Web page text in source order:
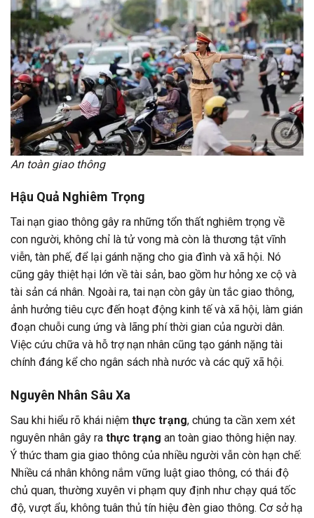
An toàn giao thông
Hậu Quả Nghiêm Trọng
Tai nạn giao thông gây ra những tổn thất nghiêm trọng về
con người, không chỉ là tử vong mà còn là thương tật vĩnh
viễn, tàn phế, để lại gánh nặng cho gia đình và xã hội. Nó
cũng gây thiệt hại lớn về tài sản, bao gồm hư hỏng xe cộ và
tài sản cá nhân. Ngoài ra, tai nạn còn gây ùn tắc giao thông,
ảnh hưởng tiêu cực đến hoạt động kinh tế và xã hội, làm gián
đoạn chuỗi cung ứng và lãng phí thời gian của người dân.
Việc cứu chữa và hỗ trợ nạn nhân cũng tạo gánh nặng tài
chính đáng kể cho ngân sách nhà nước và các quỹ xã hội.
Nguyên Nhân Sâu Xa
Sau khi hiểu rõ khái niệm thực trạng, chúng ta cần xem xét
nguyên nhân gây ra thực trạng an toàn giao thông hiện nay.
Ý thức tham gia giao thông của nhiều người vẫn còn hạn chế:
Nhiều cá nhân không nắm vững luật giao thông, có thái độ
chủ quan, thường xuyên vi phạm quy định như chạy quá tốc
độ, vượt ẩu, không tuân thủ tín hiệu đèn giao thông. Cơ sở hạ